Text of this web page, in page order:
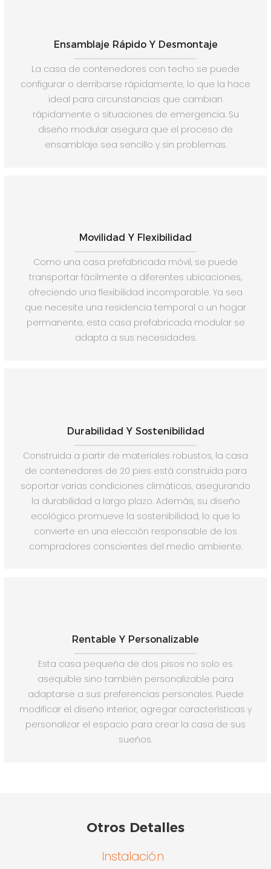
Ensamblaje Rápido Y Desmontaje
La casa de contenedores con techo se puede
configurar o derribarse rápidamente, lo que la hace
ideal para circunstancias que cambian
rápidamente o situaciones de emergencia. Su
diseño modular asegura que el proceso de
ensamblaje sea sencillo y sin problemas.
Movilidad Y Flexibilidad
Como una casa prefabricada móvil, se puede
transportar fácilmente a diferentes ubicaciones,
ofreciendo una flexibilidad incomparable. Ya sea
que necesite una residencia temporal o un hogar
permanente, esta casa prefabricada modular se
adapta a sus necesidades.
Durabilidad Y Sostenibilidad
Construida a partir de materiales robustos, la casa
de contenedores de 20 pies está construida para
soportar varias condiciones climáticas, asegurando
la durabilidad a largo plazo. Además, su diseño
ecológico promueve la sostenibilidad, lo que lo
convierte en una elección responsable de los
compradores conscientes del medio ambiente.
Rentable Y Personalizable
Esta casa pequeña de dos pisos no solo es
asequible sino también personalizable para
adaptarse a sus preferencias personales. Puede
modificar el diseño interior, agregar características y
personalizar el espacio para crear la casa de sus
sueños.
Otros Detalles
Instalación